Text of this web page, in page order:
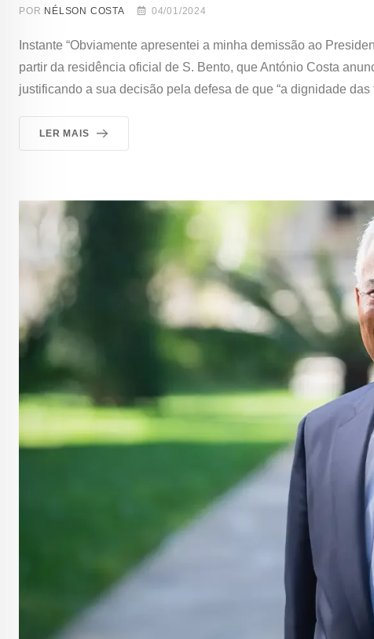
POR NÉLSON COSTA 04/01/2024
Instante “Obviamente apresentei a minha demissão ao
partir da residência oficial de S. Bento, que António Costa
justificando a sua decisão pela defesa de que “a dignidade
LER MAIS